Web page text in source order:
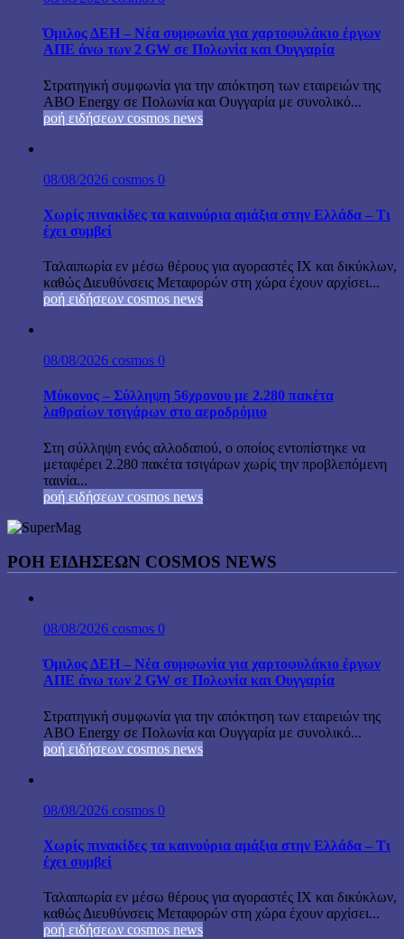
Όμιλος ΔΕΗ – Νέα συμφωνία για χαρτοφυλάκιο έργων
ΑΠΕ άνω των 2 GW σε Πολωνία και Ουγγαρία
Στρατηγική συμφωνία για την απόκτηση των εταιρειών της
ABO Energy σε Πολωνία και Ουγγαρία με συνολικό...
ροή ειδήσεων cosmos news
08/08/2026 cosmos 0
Χωρίς πινακίδες τα καινούρια αμάξια στην Ελλάδα – Τι
έχει συμβεί
Ταλαιπωρία εν μέσω θέρους για αγοραστές ΙΧ και δικύκλων,
καθώς Διευθύνσεις Μεταφορών στη χώρα έχουν αρχίσει...
ροή ειδήσεων cosmos news
08/08/2026 cosmos 0
Μύκονος – Σύλληψη 56χρονου με 2.280 πακέτα
λαθραίων τσιγάρων στο αεροδρόμιο
Στη σύλληψη ενός αλλοδαπού, ο οποίος εντοπίστηκε να
μεταφέρει 2.280 πακέτα τσιγάρων χωρίς την προβλεπόμενη
ταινία...
ροή ειδήσεων cosmos news
ΡΟΉ ΕΙΔΉΣΕΩΝ COSMOS NEWS
08/08/2026 cosmos 0
Όμιλος ΔΕΗ – Νέα συμφωνία για χαρτοφυλάκιο έργων
ΑΠΕ άνω των 2 GW σε Πολωνία και Ουγγαρία
Στρατηγική συμφωνία για την απόκτηση των εταιρειών της
ABO Energy σε Πολωνία και Ουγγαρία με συνολικό...
ροή ειδήσεων cosmos news
08/08/2026 cosmos 0
Χωρίς πινακίδες τα καινούρια αμάξια στην Ελλάδα – Τι
έχει συμβεί
Ταλαιπωρία εν μέσω θέρους για αγοραστές ΙΧ και δικύκλων,
καθώς Διευθύνσεις Μεταφορών στη χώρα έχουν αρχίσει...
ροή ειδήσεων cosmos news